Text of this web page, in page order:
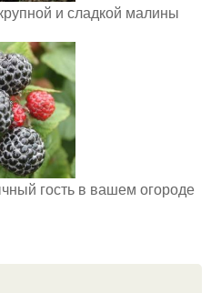
и сладкой малины
гость в вашем огороде